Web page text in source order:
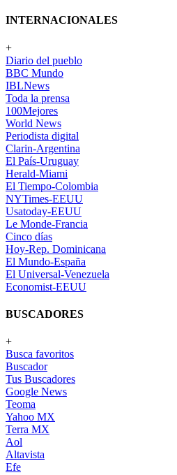
INTERNACIONALES
+
Diario del pueblo
BBC Mundo
IBLNews
Toda la prensa
100Mejores
World News
Periodista digital
Clarin-Argentina
El País-Uruguay
Herald-Miami
El Tiempo-Colombia
NYTimes-EEUU
Usatoday-EEUU
Le Monde-Francia
Cinco días
Hoy-Rep. Dominicana
El Mundo-España
El Universal-Venezuela
Economist-EEUU
BUSCADORES
+
Busca favoritos
Buscador
Tus Buscadores
Google News
Teoma
Yahoo MX
Terra MX
Aol
Altavista
Efe